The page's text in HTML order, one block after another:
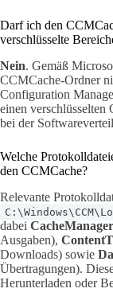
Darf ich den
verschlüsselte
Nein. Gemäß
CCMCache-Ordner
Configuration
einen verschlüsselten
bei der
Welche
den CCMCache?
Relevante
dabei
Ausgaben),
Downloads) sowie
Übertragungen).
Herunterladen oder